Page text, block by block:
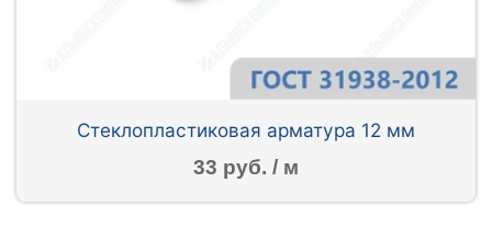
Стеклопластиковая арматура 12 мм
33 руб. / м